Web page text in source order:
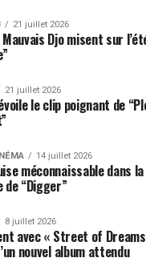
21 juillet 2026
Djo misent sur
21 juillet 2026
le clip poignant de
14 juillet 2026
méconnaissable dans
de “Digger”
8 juillet 2026
avec « Street of
nouvel album attendu